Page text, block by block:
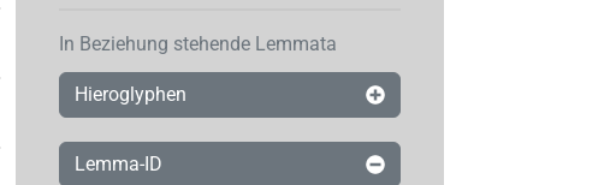
In Beziehung stehende Lemmata
Hieroglyphen
Lemma-ID